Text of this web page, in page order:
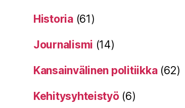
Historia(61)
Journalismi (14)
Kansainvälinen politiikka(62)
Kehitysyhteistyö(6)